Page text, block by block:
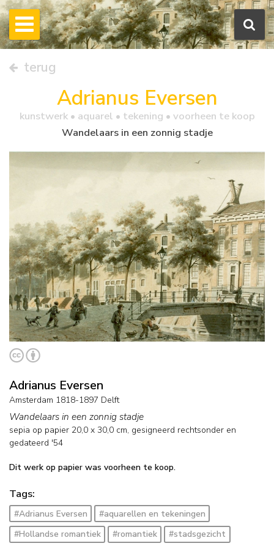
terug
Adrianus Eversen
kunstwerk • aquarel • tekening • voorheen te koop
Wandelaars in een zonnig stadje
Adrianus Eversen
Amsterdam 1818-1897 Delft
Wandelaars in een zonnig stadje
sepia op papier 20,0 x 30,0 cm, gesigneerd rechtsonder en
gedateerd '54
Dit werk op papier was voorheen te koop.
Tags:
#Adrianus Eversen
#aquarellen en tekeningen
#Hollandse romantiek
#romantiek
#stadsgezicht